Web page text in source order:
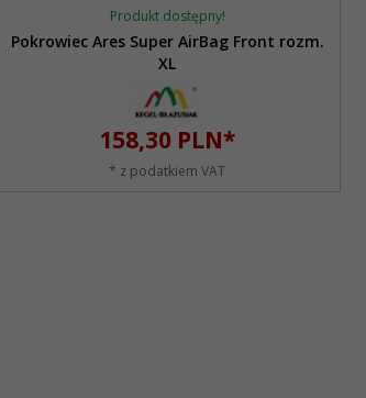
Produkt dostępny!
Pokrowiec Ares Super AirBag Front rozm.
XL
158,30 PLN*
* z podatkiem VAT